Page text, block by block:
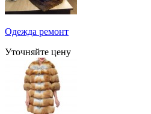
Одежда ремонт
Уточняйте цену